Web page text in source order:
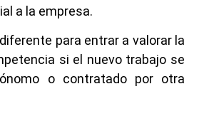
a la empresa.
para entrar a valorar la
si el nuevo trabajo se
o contratado por otra